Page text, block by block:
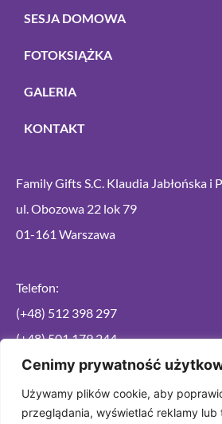
Cenimy prywatność
Używamy plików cookie, aby
przeglądania, wyświetlać reklamy lub
SESJA DOMOWA
FOTOKSIĄŻKA
GALERIA
KONTAKT
Family Gifts S.C. Klaudia Jabłońska i
ul. Obozowa 22 lok 79
01-161 Warszawa
Telefon:
(+48) 512 398 297
(+48) 501 179 244
Email:
info@familygifts.pl